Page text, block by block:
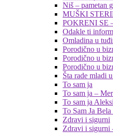
Niš – pametan
MUŠKI
POKRENI SE
Odakle ti
Omladina u
Porodično u
Porodično u
Porodično u
Šta rade mladi
To sam ja
To sam ja –
To sam ja
To Sam Ja Bela
Zdravi i sigurni
Zdravi i sigurni